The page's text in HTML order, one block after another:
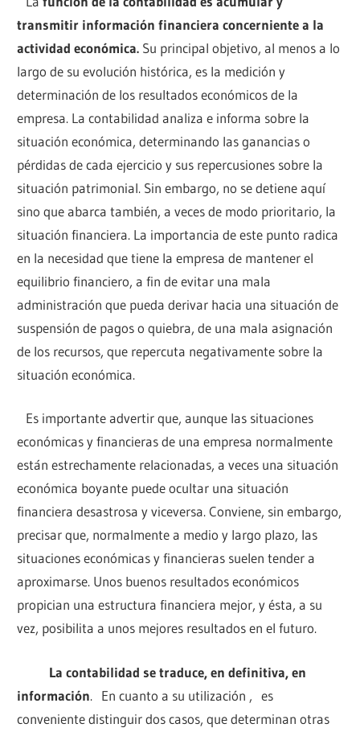
transmitir información financiera concerniente a la
actividad económica. Su principal objetivo, al menos a lo
largo de su evolución histórica, es la medición y
determinación de los resultados económicos de la
empresa. La contabilidad analiza e informa sobre la
situación económica, determinando las ganancias o
pérdidas de cada ejercicio y sus repercusiones sobre la
situación patrimonial. Sin embargo, no se detiene aquí
sino que abarca también, a veces de modo prioritario, la
situación financiera. La importancia de este punto radica
en la necesidad que tiene la empresa de mantener el
equilibrio financiero, a fin de evitar una mala
administración que pueda derivar hacia una situación de
suspensión de pagos o quiebra, de una mala asignación
de los recursos, que repercuta negativamente sobre la
situación económica.
Es importante advertir que, aunque las situaciones
económicas y financieras de una empresa normalmente
están estrechamente relacionadas, a veces una situación
económica boyante puede ocultar una situación
financiera desastrosa y viceversa. Conviene, sin embargo,
precisar que, normalmente a medio y largo plazo, las
situaciones económicas y financieras suelen tender a
aproximarse. Unos buenos resultados económicos
propician una estructura financiera mejor, y ésta, a su
vez, posibilita a unos mejores resultados en el futuro.
La contabilidad se traduce, en definitiva, en
información. En cuanto a su utilización , es
conveniente distinguir dos casos, que determinan otras